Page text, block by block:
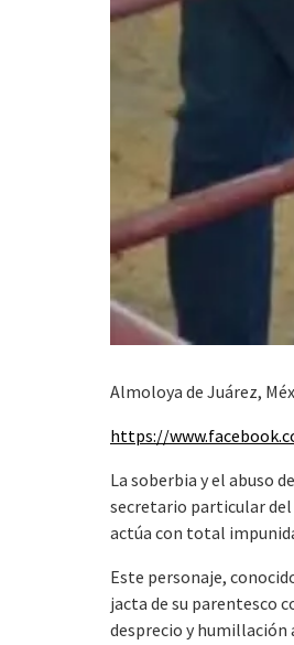
Almoloya de Juárez,
https://
La soberbia y el abuso
secretario particular del
actúa con total
Este personaje,
jacta de su parentesco
desprecio y humillación